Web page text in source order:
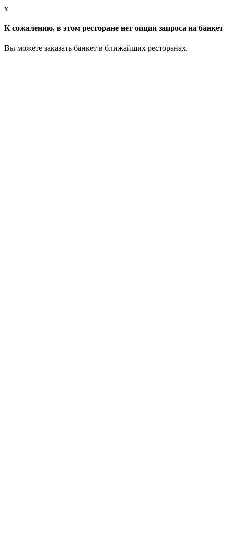
x
К сожалению, в этом ресторане нет опции запроса на
Вы можете заказать банкет в ближайших ресторанах.